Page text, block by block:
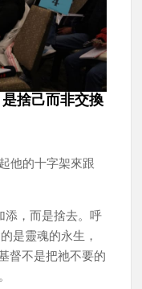
捨己而非交換
他的十字架來跟
，而是捨去。呼
是靈魂的永生，
督不是把祂不要的